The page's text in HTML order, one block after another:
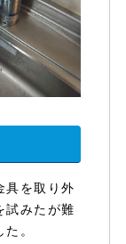
具を取り外
試みたが難
。